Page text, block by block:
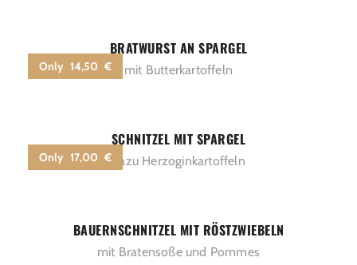
Only 14,50 €
BRATWURST AN SPARGEL
mit Butterkartoffeln
Only 17,00 €
SCHNITZEL MIT SPARGEL
dazu Herzoginkartoffeln
BAUERNSCHNITZEL MIT RÖSTZWIEBELN
mit Bratensoße und Pommes